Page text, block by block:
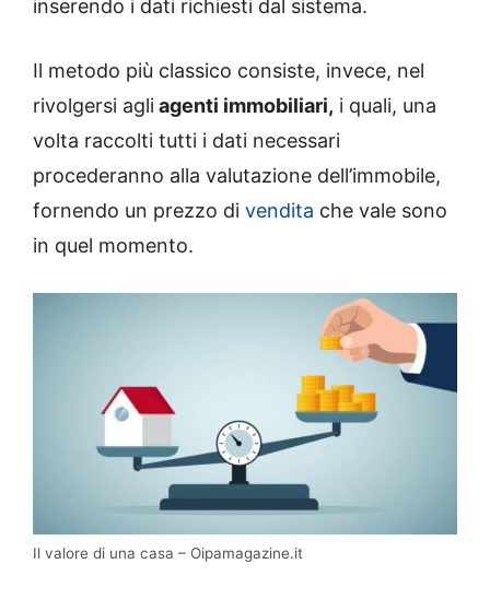
inserendo i dati richiesti dal sistema.
Il metodo più classico consiste, invece, nel
rivolgersi agliagenti immobiliari, i quali, una
volta raccolti tutti i dati necessari
procederanno alla valutazione dell’immobile,
fornendo un prezzo di vendita che vale sono
in quel momento.
Il valore di una casa – Oipamagazine.it